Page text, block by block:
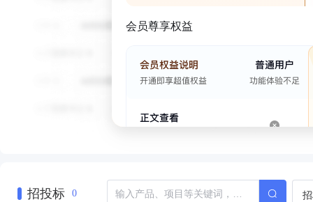
会员尊享权益
招投标 0